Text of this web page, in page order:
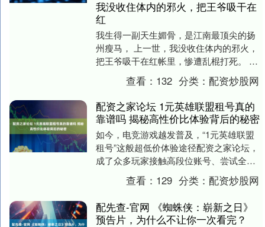
我没收住体内的邪火，把王爷吸干在
红
我生得一副天生媚骨，是江南最顶尖的扬
州瘦马， 上一世，我没收住体内的邪火，
把王爷吸干在红帐里，惨遭乱棍打死。 重
生归来，成了豪门千金小姐。 我本想清心
寡欲，可偏....
查看： 132 分类：配资炒股网
配资之家论坛 1元英雄联盟租号真的
靠谱吗 揭秘高性价比体验背后的秘密
如今，电竞游戏越发普及，“1元英雄联盟
租号”这般超低价体验途径配资之家论坛，
成了众多玩家接触高段位账号、尝试全皮
肤英雄的热门挑选，它不但降低了玩家体
验门槛，还使....
查看： 129 分类：配资炒股网
配先查-官网 《蜘蛛侠：崭新之日》
预告片，为什么不让你一次看完？